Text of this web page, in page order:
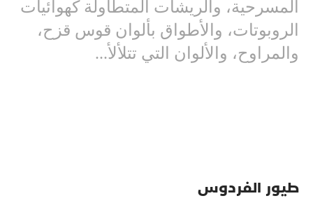
المسرحية، والريشات المتطاولة كهوائيات
الروبوتات، والأطواق بألوان قوس قزح،
والمراوح، والألوان التي تتلألأ...
طيور الفردوس